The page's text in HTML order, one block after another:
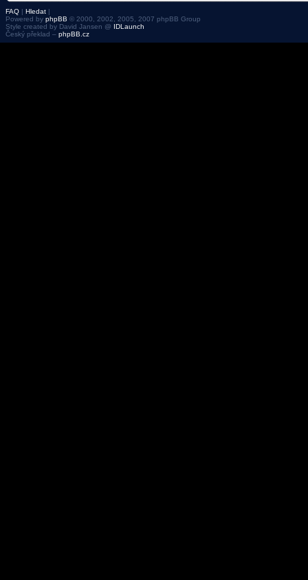
FAQ | Hledat |
Powered by phpBB © 2000, 2002, 2005, 2007 phpBB Group
Style created by David Jansen @ IDLaunch
Český překlad – phpBB.cz